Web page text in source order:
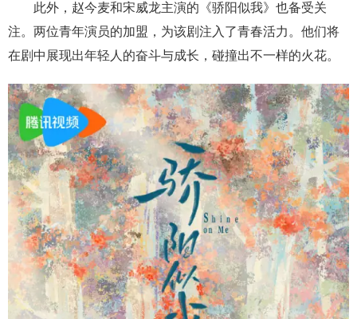
此外，赵今麦和宋威龙主演的《骄阳似我》也备受关
注。两位青年演员的加盟，为该剧注入了青春活力。他们将
在剧中展现出年轻人的奋斗与成长，碰撞出不一样的火花。